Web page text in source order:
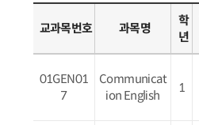
교과목번호 과목명
학
년
01GEN01
7
Communicat
ion English
1